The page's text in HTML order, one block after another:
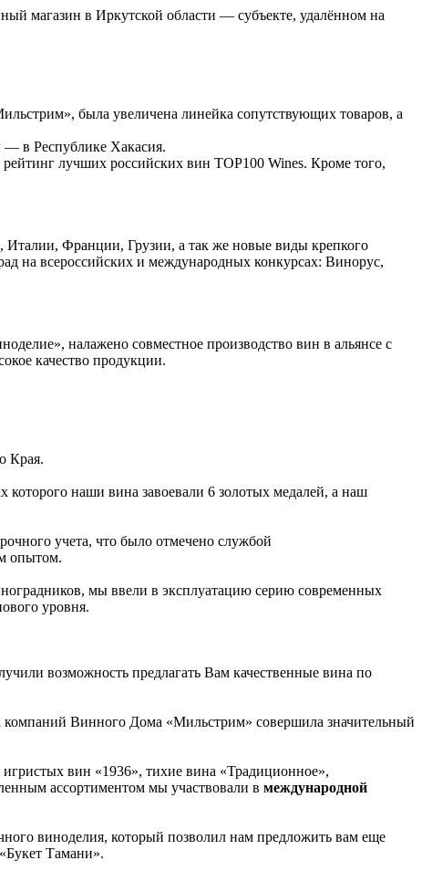
магазин в Иркутской области — субъекте, удалённом на
была увеличена линейка сопутствующих товаров, а
— в Республике Хакасия.
лучших российских вин TОР100 Wines. Кроме того,
Франции, Грузии, а так же новые виды крепкого
на всероссийских и международных конкурсах: Винорус,
налажено совместное производство вин в альянсе с
качество продукции.
Края.
которого наши вина завоевали 6 золотых медалей, а наш
учета, что было отмечено службой
опытом.
мы ввели в эксплуатацию серию современных
уровня.
возможность предлагать Вам качественные вина по
компаний Винного Дома «Мильстрим» совершила значительный
вин «1936», тихие вина «Традиционное»,
ассортиментом мы участвовали в международной
виноделия, который позволил нам предложить вам еще
Тамани».